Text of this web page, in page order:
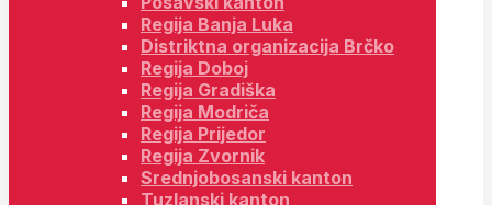
Regija Banja Luka
Distriktna organizacija Brčko
Regija Doboj
Regija Gradiška
Regija Modriča
Regija Prijedor
Regija Zvornik
Srednjobosanski kanton
Tuzlanski kanton